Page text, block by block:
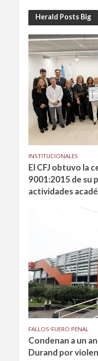
Herald Posts Big
INSTITUCIONALES
El CFJ obtuvo la
9001:2015 de su
actividades
FALLOS•FUERO PENAL
Condenan a un
Durand por